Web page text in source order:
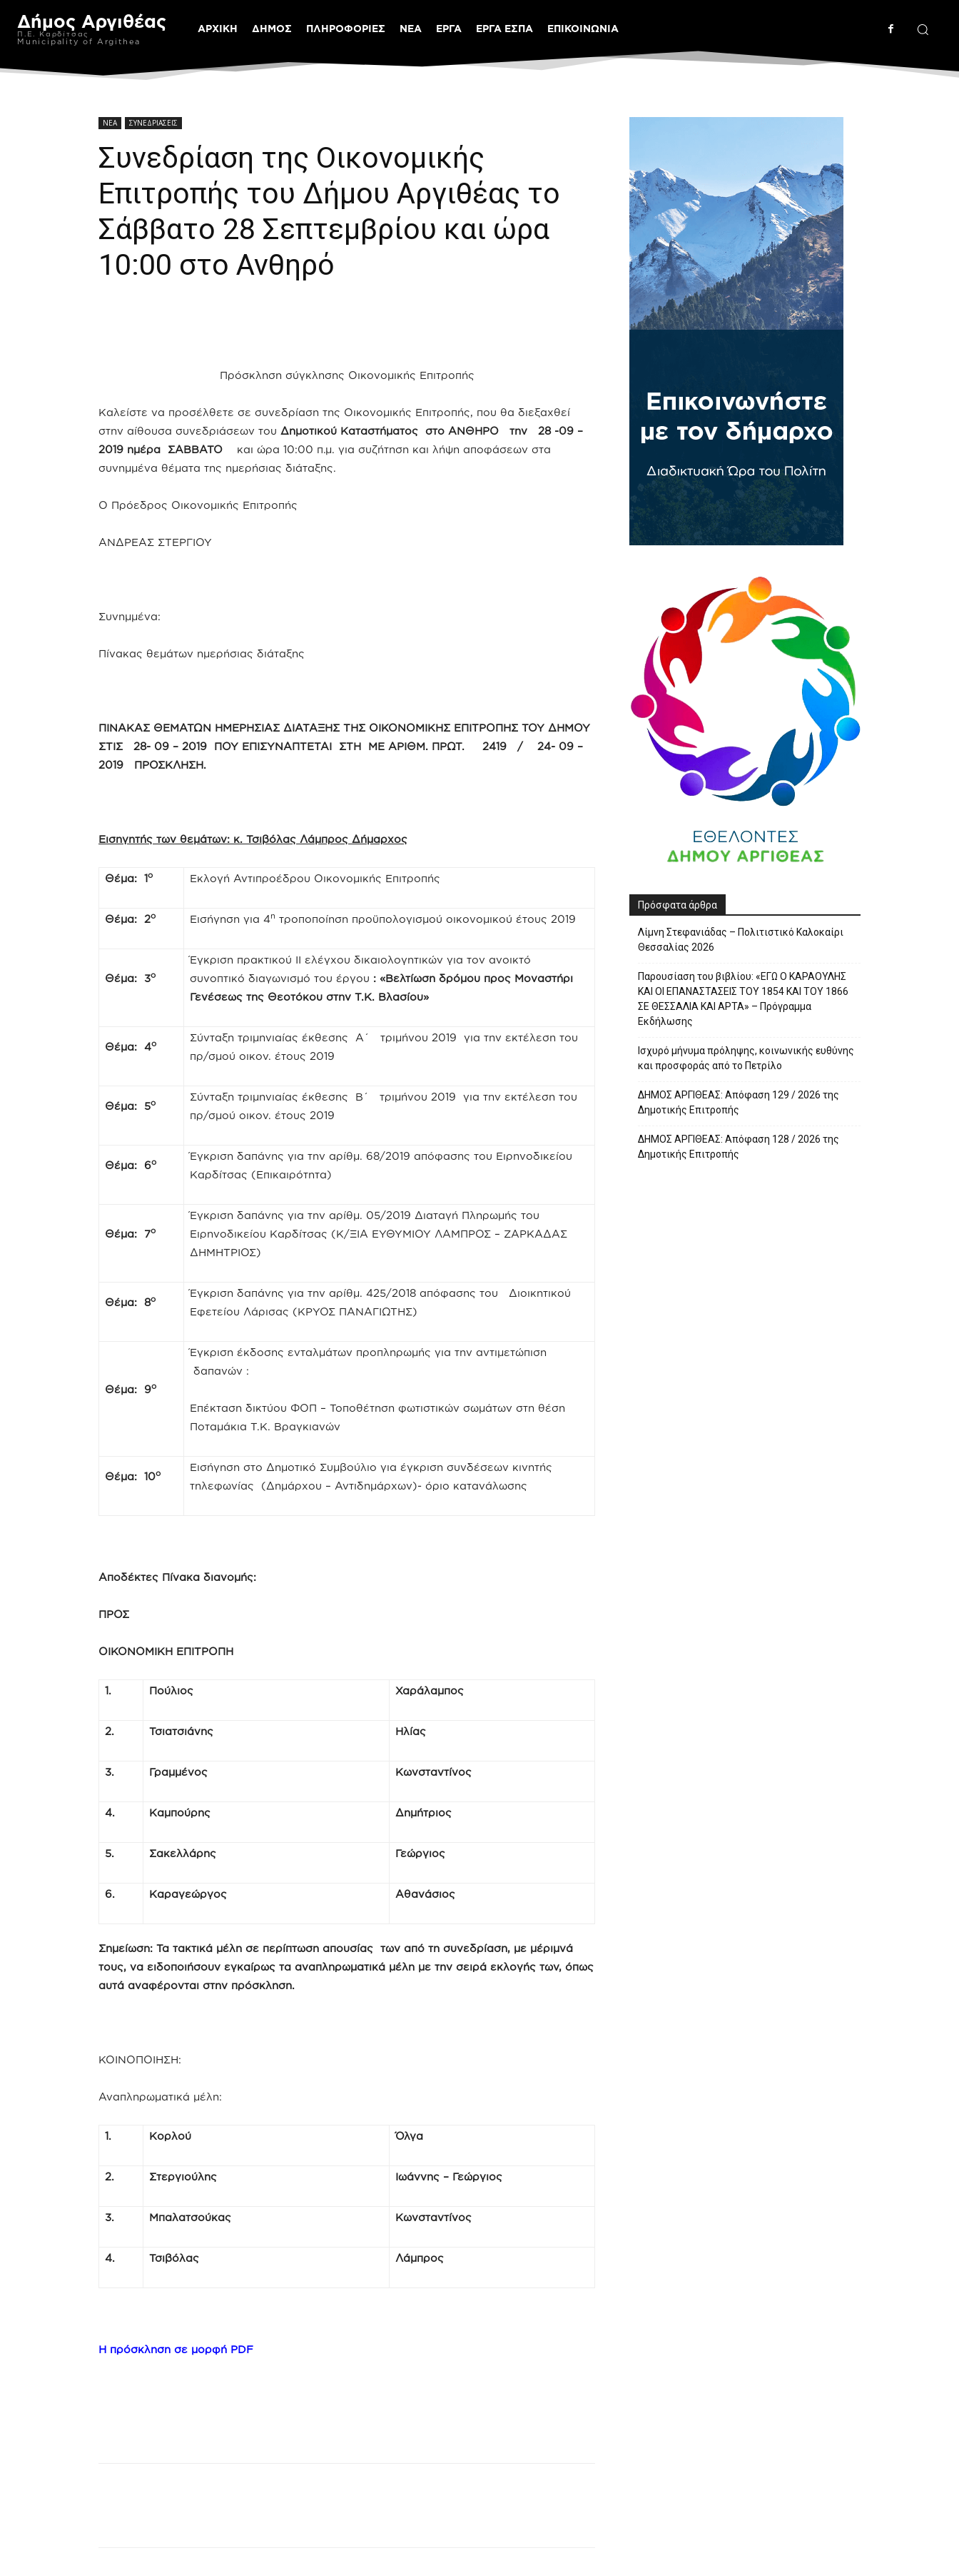
Δήμος Αργιθέας
Π.Ε. Καρδίτσας
Municipality of Argithea
ΑΡΧΙΚΗ ΔΗΜΟΣ ΠΛΗΡΟΦΟΡΙΕΣ ΝΕΑ ΕΡΓΑ ΕΡΓΑ ΕΣΠΑ ΕΠΙΚΟΙΝΩΝΙΑ
ΝΕΑ ΣΥΝΕΔΡΙΑΣΕΙΣ
Συνεδρίαση της Οικονομικής
Επιτροπής του Δήμου Αργιθέας το
Σάββατο 28 Σεπτεμβρίου και ώρα
10:00 στο Ανθηρό
Πρόσκληση σύγκλησης Οικονομικής Επιτροπής
Καλείστε να προσέλθετε σε συνεδρίαση της Οικονομικής Επιτροπής, που θα διεξαχθεί
στην αίθουσα συνεδριάσεων του Δημοτικού Καταστήματος στο ΑΝΘΗΡΟ την 28 -09 –
2019 ημέρα ΣΑΒΒΑΤΟ και ώρα 10:00 π.μ. για συζήτηση και λήψη αποφάσεων στα
συνημμένα θέματα της ημερήσιας διάταξης.
Ο Πρόεδρος Οικονομικής Επιτροπής
ΑΝΔΡΕΑΣ ΣΤΕΡΓΙΟΥ
Συνημμένα:
Πίνακας θεμάτων ημερήσιας διάταξης
ΠΙΝΑΚΑΣ ΘΕΜΑΤΩΝ ΗΜΕΡΗΣΙΑΣ ΔΙΑΤΑΞΗΣ ΤΗΣ ΟΙΚΟΝΟΜΙΚΗΣ ΕΠΙΤΡΟΠΗΣ ΤΟΥ ΔΗΜΟΥ
ΣΤΙΣ 28- 09 – 2019 ΠΟΥ ΕΠΙΣΥΝΑΠΤΕΤΑΙ ΣΤΗ ΜΕ ΑΡΙΘΜ. ΠΡΩΤ. 2419 / 24- 09 –
2019 ΠΡΟΣΚΛΗΣΗ.
Εισηγητής των θεμάτων: κ. Τσιβόλας Λάμπρος Δήμαρχος
Θέμα: 1ο Εκλογή Αντιπροέδρου Οικονομικής Επιτροπής
Θέμα: 2ο Εισήγηση για 4η τροποποίηση προϋπολογισμού οικονομικού έτους 2019
Θέμα: 3ο
Έγκριση πρακτικού ΙΙ ελέγχου δικαιολογητικών για τον ανοικτό
συνοπτικό διαγωνισμό του έργου : «Βελτίωση δρόμου προς Μοναστήρι
Γενέσεως της Θεοτόκου στην Τ.Κ. Βλασίου»
Θέμα: 4ο
Σύνταξη τριμηνιαίας έκθεσης Α΄ τριμήνου 2019 για την εκτέλεση του
πρ/σμού οικον. έτους 2019
Θέμα: 5ο
Σύνταξη τριμηνιαίας έκθεσης Β΄ τριμήνου 2019 για την εκτέλεση του
πρ/σμού οικον. έτους 2019
Θέμα: 6ο
Έγκριση δαπάνης για την αρίθμ. 68/2019 απόφασης του Ειρηνοδικείου
Καρδίτσας (Επικαιρότητα)
Θέμα: 7ο
Έγκριση δαπάνης για την αρίθμ. 05/2019 Διαταγή Πληρωμής του
Ειρηνοδικείου Καρδίτσας (Κ/ΞΙΑ ΕΥΘΥΜΙΟΥ ΛΑΜΠΡΟΣ – ΖΑΡΚΑΔΑΣ
ΔΗΜΗΤΡΙΟΣ)
Θέμα: 8ο
Έγκριση δαπάνης για την αρίθμ. 425/2018 απόφασης του Διοικητικού
Εφετείου Λάρισας (ΚΡΥΟΣ ΠΑΝΑΓΙΩΤΗΣ)
Θέμα: 9ο
Έγκριση έκδοσης ενταλμάτων προπληρωμής για την αντιμετώπιση
δαπανών :
Επέκταση δικτύου ΦΟΠ – Τοποθέτηση φωτιστικών σωμάτων στη θέση
Ποταμάκια Τ.Κ. Βραγκιανών
Θέμα: 10ο
Εισήγηση στο Δημοτικό Συμβούλιο για έγκριση συνδέσεων κινητής
τηλεφωνίας (Δημάρχου – Αντιδημάρχων)- όριο κατανάλωσης
Αποδέκτες Πίνακα διανομής:
ΠΡΟΣ
ΟΙΚΟΝΟΜΙΚΗ ΕΠΙΤΡΟΠΗ
1. Πούλιος Χαράλαμπος
2. Τσιατσιάνης Ηλίας
3. Γραμμένος Κωνσταντίνος
4. Καμπούρης Δημήτριος
5. Σακελλάρης Γεώργιος
6. Καραγεώργος Αθανάσιος
Σημείωση: Τα τακτικά μέλη σε περίπτωση απουσίας των από τη συνεδρίαση, με μέριμνά
τους, να ειδοποιήσουν εγκαίρως τα αναπληρωματικά μέλη με την σειρά εκλογής των, όπως
αυτά αναφέρονται στην πρόσκληση.
ΚΟΙΝΟΠΟΙΗΣΗ:
Αναπληρωματικά μέλη:
1. Κορλού Όλγα
2. Στεργιούλης Ιωάννης – Γεώργιος
3. Μπαλατσούκας Κωνσταντίνος
4. Τσιβόλας Λάμπρος
Η πρόσκληση σε μορφή PDF
Πρόσφατα άρθρα
Λίμνη Στεφανιάδας – Πολιτιστικό Καλοκαίρι
Θεσσαλίας 2026
Παρουσίαση του βιβλίου: «ΕΓΩ Ο ΚΑΡΑΟΥΛΗΣ
ΚΑΙ ΟΙ ΕΠΑΝΑΣΤΑΣΕΙΣ ΤΟΥ 1854 ΚΑΙ ΤΟΥ 1866
ΣΕ ΘΕΣΣΑΛΙΑ ΚΑΙ ΑΡΤΑ» – Πρόγραμμα
Εκδήλωσης
Ισχυρό μήνυμα πρόληψης, κοινωνικής ευθύνης
και προσφοράς από το Πετρίλο
ΔΗΜΟΣ ΑΡΓΙΘΕΑΣ: Απόφαση 129 / 2026 της
Δημοτικής Επιτροπής
ΔΗΜΟΣ ΑΡΓΙΘΕΑΣ: Απόφαση 128 / 2026 της
Δημοτικής Επιτροπής